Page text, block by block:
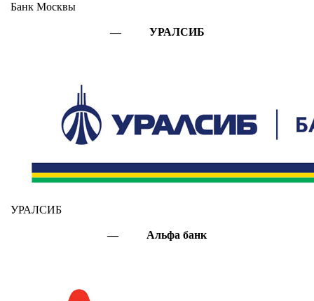
Банк Москвы
— УРАЛСИБ
УРАЛСИБ
— Альфа банк